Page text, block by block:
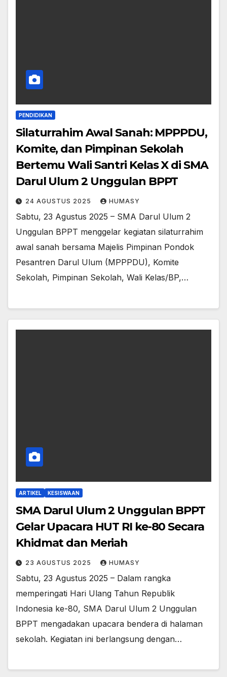
PENDIDIKAN
Silaturrahim Awal Sanah: MPPPDU,
Komite, dan Pimpinan Sekolah
Bertemu Wali Santri Kelas X di SMA
Darul Ulum 2 Unggulan BPPT
24 AGUSTUS 2025 HUMASY
Sabtu, 23 Agustus 2025 – SMA Darul Ulum 2
Unggulan BPPT menggelar kegiatan silaturrahim
awal sanah bersama Majelis Pimpinan Pondok
Pesantren Darul Ulum (MPPPDU), Komite
Sekolah, Pimpinan Sekolah, Wali Kelas/BP,…
ARTIKEL KESISWAAN
SMA Darul Ulum 2 Unggulan BPPT
Gelar Upacara HUT RI ke-80 Secara
Khidmat dan Meriah
23 AGUSTUS 2025 HUMASY
Sabtu, 23 Agustus 2025 – Dalam rangka
memperingati Hari Ulang Tahun Republik
Indonesia ke-80, SMA Darul Ulum 2 Unggulan
BPPT mengadakan upacara bendera di halaman
sekolah. Kegiatan ini berlangsung dengan…